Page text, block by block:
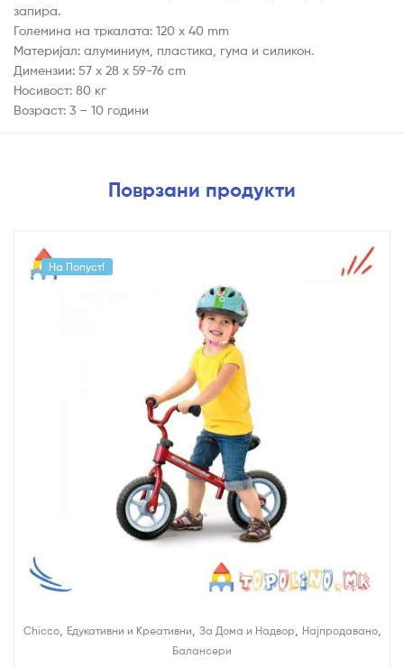
запира.
Големина на тркалата: 120 x 40 mm
Материјал: алуминиум, пластика, гума и силикон.
Димензии: 57 x 28 x 59-76 cm
Носивост: 80 кг
Возраст: 3 – 10 години
Поврзани продукти
На Попуст!
Chicco, Едукативни и Креативни За Дома и Надвор Најпродавано,
Балансери